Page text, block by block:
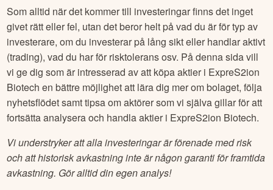
Som alltid när det kommer till investeringar finns det inget
givet rätt eller fel, utan det beror helt på vad du är för typ av
investerare, om du investerar på lång sikt eller handlar aktivt
(trading), vad du har för risktolerans osv. På denna sida vill
vi ge dig som är intresserad av att köpa aktier i ExpreS2ion
Biotech en bättre möjlighet att lära dig mer om bolaget, följa
nyhetsflödet samt tipsa om aktörer som vi själva gillar för att
fortsätta analysera och handla aktier i ExpreS2ion Biotech.
Vi understryker att alla investeringar är förenade med risk
och att historisk avkastning inte är någon garanti för framtida
avkastning. Gör alltid din egen analys!